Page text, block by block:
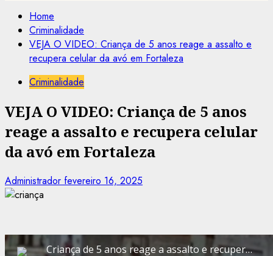
Home
Criminalidade
VEJA O VIDEO: Criança de 5 anos reage a assalto e
recupera celular da avó em Fortaleza
Criminalidade
VEJA O VIDEO: Criança de 5 anos
reage a assalto e recupera celular
da avó em Fortaleza
Administrador fevereiro 16, 2025